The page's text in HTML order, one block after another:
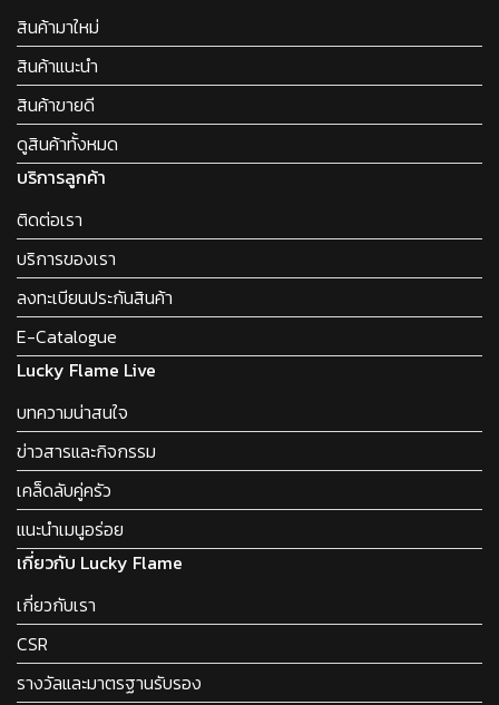
สินค้ามาใหม่
สินค้าแนะนำ
สินค้าขายดี
ดูสินค้าทั้งหมด
บริการลูกค้า
ติดต่อเรา
บริการของเรา
ลงทะเบียนประกันสินค้า
E-Catalogue
Lucky Flame Live
บทความน่าสนใจ
ข่าวสารและกิจกรรม
เคล็ดลับคู่ครัว
แนะนำเมนูอร่อย
เกี่ยวกับ Lucky Flame
เกี่ยวกับเรา
CSR
รางวัลและมาตรฐานรับรอง